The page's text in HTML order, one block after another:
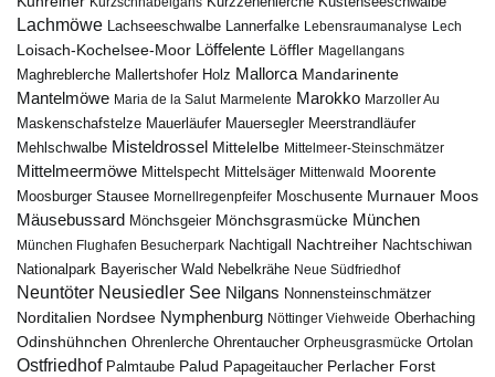
Lachmöwe Lachseeschwalbe Lannerfalke Lebensraumanalyse Lech
Loisach-Kochelsee-Moor Löffelente Löffler Magellangans
Maghreblerche Mallertshofer Holz Mallorca Mandarinente
Mantelmöwe Maria de la Salut Marmelente Marokko Marzoller Au
Maskenschafstelze Mauerläufer Mauersegler Meerstrandläufer
Mehlschwalbe Misteldrossel Mittelelbe Mittelmeer-Steinschmätzer
Mittelmeermöwe Mittelspecht Mittelsäger Mittenwald Moorente
Moosburger Stausee Mornellregenpfeifer Moschusente Murnauer Moos
Mäusebussard Mönchsgeier Mönchsgrasmücke München
München Flughafen Besucherpark Nachtigall Nachtreiher Nachtschiwan
Nationalpark Bayerischer Wald Nebelkrähe Neue Südfriedhof
Neuntöter Neusiedler See Nilgans Nonnensteinschmätzer
Norditalien Nordsee Nymphenburg Nöttinger Viehweide Oberhaching
Odinshühnchen Ohrenlerche Ohrentaucher Orpheusgrasmücke Ortolan
Ostfriedhof Palmtaube Palud Papageitaucher Perlacher Forst